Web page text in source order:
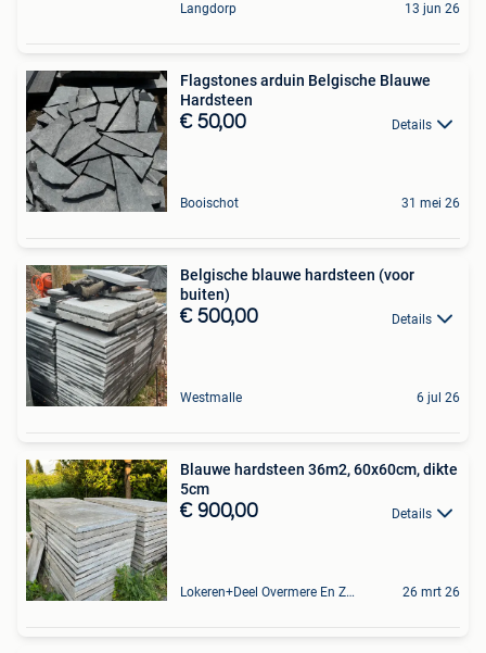
Langdorp 13 jun 26
Flagstones arduin Belgische Blauwe
Hardsteen
€ 50,00 Details
Booischot 31 mei 26
Belgische blauwe hardsteen (voor
buiten)
€ 500,00 Details
Westmalle 6 jul 26
Blauwe hardsteen 36m2, 60x60cm, dikte
5cm
€ 900,00 Details
Lokeren+Deel Overmere En Zele 26 mrt 26